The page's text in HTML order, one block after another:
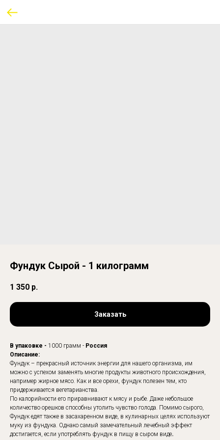
Фундук Сырой - 1 килограмм
1 350 р.
Заказать
В упаковке - 1000 грамм - Россия
Описание:
Фундук – прекрасный источник энергии для нашего организма, им
можно с успехом заменять многие продукты животного происхождения,
например жирное мясо. Как и все орехи, фундук полезен тем, кто
придерживается вегетарианства.
По калорийности его приравнивают к мясу и рыбе. Даже небольшое
количество орешков способны утолить чувство голода. Помимо сырого,
Фундук едят также в засахаренном виде, в кулинарных целях используют
муку из фундука. Однако самый замечательный лечебный эффект
достигается, если употреблять фундук в пищу в сыром виде.